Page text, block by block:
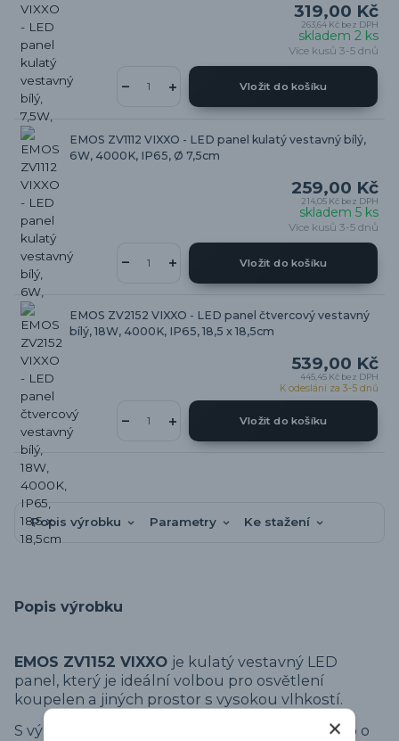
319,00 Kč
263,64 Kč bez DPH
skladem 2 ks
Více kusů 3-5 dnů
Vložit do košíku
EMOS ZV1112 VIXXO - LED panel kulatý vestavný bílý,
6W, 4000K, IP65, Ø 7,5cm
259,00 Kč
214,05 Kč bez DPH
skladem 5 ks
Více kusů 3-5 dnů
Vložit do košíku
EMOS ZV2152 VIXXO - LED panel čtvercový vestavný
bílý, 18W, 4000K, IP65, 18,5 x 18,5cm
539,00 Kč
445,45 Kč bez DPH
K odeslání za 3-5 dnů
Vložit do košíku
Popis výrobku Parametry Ke stažení
Popis výrobku
EMOS ZV1152 VIXXO je kulatý vestavný LED
panel, který je ideální volbou pro osvětlení
koupelen a jiných prostor s vysokou vlhkostí.
S výkonem 18W poskytuje neutrální bílé světlo o